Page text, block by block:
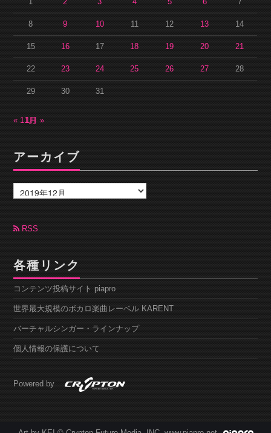
1 2 3 4 5 6 7
8 9 10 11 12 13 14
15 16 17 18 19 20 21
22 23 24 25 26 27 28
29 30 31
« 11月1月 »
アーカイブ
ー
カ
ブRSS
各種リンク
コンテンツ投稿サイト piapro
世界最大規模のボカロ楽曲レーベル KARENT
バーチャルシンガー・ラインナップ
個人情報の保護について
Powered by